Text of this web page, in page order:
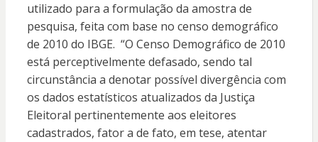
utilizado para a formulação da amostra de
pesquisa, feita com base no censo demográfico
de 2010 do IBGE. “O Censo Demográfico de 2010
está perceptivelmente defasado, sendo tal
circunstância a denotar possível divergência com
os dados estatísticos atualizados da Justiça
Eleitoral pertinentemente aos eleitores
cadastrados, fator a de fato, em tese, atentar